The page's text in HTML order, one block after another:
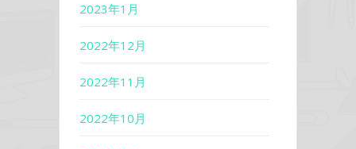
2023年1月
2022年12月
2022年11月
2022年10月